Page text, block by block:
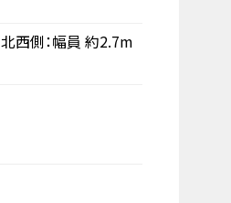
北西側：幅員 約2.7m